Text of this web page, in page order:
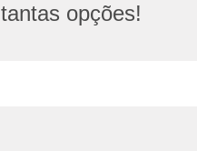
tantas opções!